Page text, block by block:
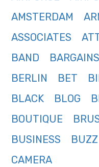
AMSTERDAM
ASSOCIATES
BAND
BARGAINS
BERLIN
BET
BLACK
BLOG
BOUTIQUE
BUSINESS
BUZZ
CAMERA